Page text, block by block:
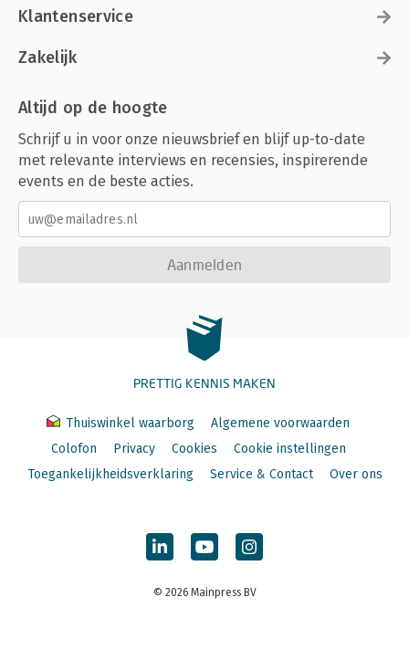
Klantenservice
Zakelijk
Altijd op de hoogte
Schrijf u in voor onze nieuwsbrief en blijf up-to-date
met relevante interviews en recensies, inspirerende
events en de beste acties.
Aanmelden
PRETTIG KENNIS MAKEN
Thuiswinkel waarborg
Algemene voorwaarden
Colofon
Privacy Cookies
Cookie instellingen
Toegankelijkheidsverklaring
Service & Contact Over ons
© 2026 Mainpress BV